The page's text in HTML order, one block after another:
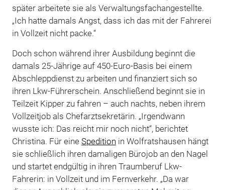
später arbeitete sie als Verwaltungsfachangestellte.
„Ich hatte damals Angst, dass ich das mit der Fahrerei
in Vollzeit nicht packe.“
Doch schon während ihrer Ausbildung beginnt die
damals 25-Jährige auf 450-Euro-Basis bei einem
Abschleppdienst zu arbeiten und finanziert sich so
ihren Lkw-Führerschein. Anschließend beginnt sie in
Teilzeit Kipper zu fahren – auch nachts, neben ihrem
Vollzeitjob als Chefarztsekretärin. „Irgendwann
wusste ich: Das reicht mir noch nicht“, berichtet
Christina. Für eine Spedition in Wolfratshausen hängt
sie schließlich ihren damaligen Bürojob an den Nagel
und startet endgültig in ihren Traumberuf Lkw-
Fahrerin: in Vollzeit und im Fernverkehr. „Da war